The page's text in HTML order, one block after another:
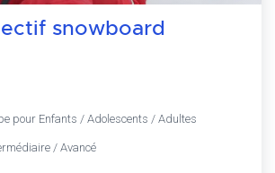
snowboard
pour Enfants / Adolescents / Adultes
/ Avancé